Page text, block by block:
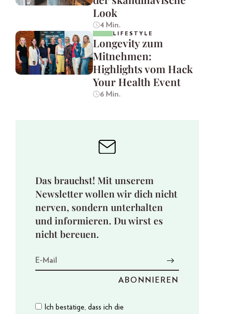
Look
4 Min.
LIFESTYLE
Longevity zum
Mitnehmen:
Highlights vom Hack
Your Health Event
6 Min.
Das brauchst! Mit unserem
Newsletter wollen wir dich nicht
nerven, sondern unterhalten
und informieren. Du wirst es
nicht bereuen.
Ich bestätige, dass ich die